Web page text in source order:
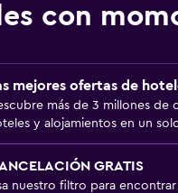
con
mejores ofertas de
más de 3 millones de
y alojamientos en un
GRATIS
nuestro filtro para